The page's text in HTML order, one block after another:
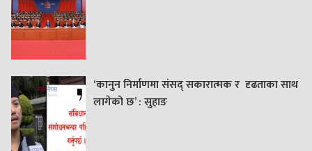
‘कानुन निर्माणमा संसद् सकारात्मक र दृढताका साथ
लागेको छ’ : सुहाङ